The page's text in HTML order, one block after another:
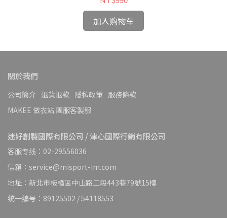
加入购物车
關於我們
公司簡介 退貨退款 隱私政策 服務條款
MAKEE 做衣站 團服客製服
迷好創製國際有限公司 / 津心國際行銷有限公司
客服专线：02-29556036
信箱：service@misport-im.com
地址：新北市板橋區中山路二段443巷79號15樓
统一编号：89125502 / 54118553